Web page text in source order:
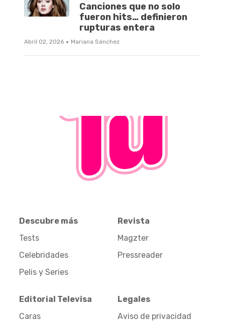
Canciones que no solo
fueron hits… definieron
rupturas entera
Abril 02, 2026 · Mariana Sánchez
Descubre más
Tests
Celebridades
Pelis y Series
Revista
Magzter
Pressreader
Editorial Televisa
Caras
Legales
Aviso de privacidad